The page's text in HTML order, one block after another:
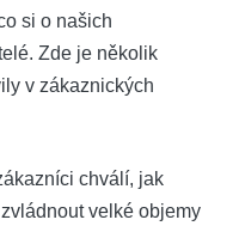
si o našich
Zde je několik
v zákaznických
chválí, jak
velké objemy